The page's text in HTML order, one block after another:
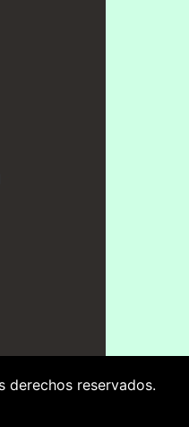
reservados.